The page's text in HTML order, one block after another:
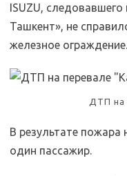
ISUZU,
Ташкент», не
железное
ДТП на
В результате пожара
один пассажир.